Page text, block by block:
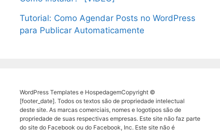
Tutorial: Como Agendar Posts no WordPress
para Publicar Automaticamente
WordPress Templates e HospedagemCopyright ©
[footer_date]. Todos os textos são de propriedade intelectual
deste site. As marcas comerciais, nomes e logotipos são de
propriedade de suas respectivas empresas. Este site não faz parte
do site do Facebook ou do Facebook, Inc. Este site não é